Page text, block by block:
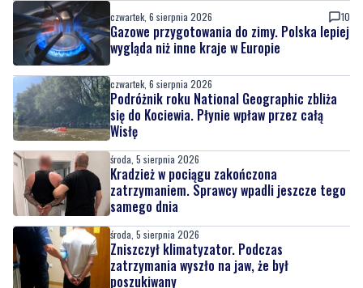
czwartek, 6 sierpnia 2026 10
Gazowe przygotowania do zimy. Polska lepiej
wygląda niż inne kraje w Europie
czwartek, 6 sierpnia 2026
Podróżnik roku National Geographic zbliża
się do Kociewia. Płynie wpław przez całą
Wisłę
środa, 5 sierpnia 2026
Kradzież w pociągu zakończona
zatrzymaniem. Sprawcy wpadli jeszcze tego
samego dnia
środa, 5 sierpnia 2026
Zniszczył klimatyzator. Podczas
zatrzymania wyszło na jaw, że był
poszukiwany